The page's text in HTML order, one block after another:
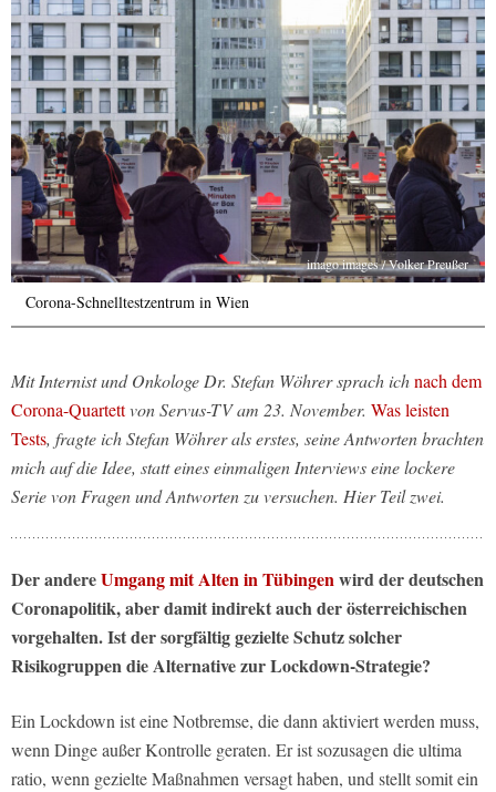
imago images / Volker Preußer
Corona-Schnelltestzentrum in Wien
Mit Internist und Onkologe Dr. Stefan Wöhrer sprach ichnach dem
Corona-Quartettvon Servus-TV am 23. November. Was leisten
Tests, fragte ich Stefan Wöhrer als erstes, seine Antworten brachten
mich auf die Idee, statt eines einmaligen Interviews eine lockere
Serie von Fragen und Antworten zu versuchen. Hier Teil zwei.
Der andereUmgang mit Alten in Tübingenwird der deutschen
Coronapolitik, aber damit indirekt auch der österreichischen
vorgehalten. Ist der sorgfältig gezielte Schutz solcher
Risikogruppen die Alternative zur Lockdown-Strategie?
Ein Lockdown ist eine Notbremse, die dann aktiviert werden muss,
wenn Dinge außer Kontrolle geraten. Er ist sozusagen die ultima
ratio, wenn gezielte Maßnahmen versagt haben, und stellt somit ein